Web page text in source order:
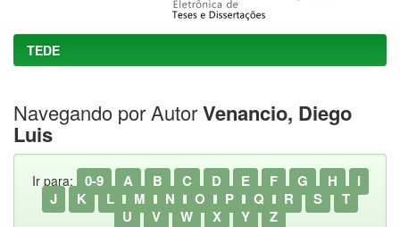
TEDE
Navegando por AutorVenancio, Diego
Luis
Ir para: 0-9 A B C D E F G H
I
J
K L M N O P Q R S
T
U
V W X Y Z